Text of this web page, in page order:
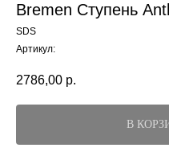
Bremen Ступень
SDS
Артикул:
2786,00 р.
В